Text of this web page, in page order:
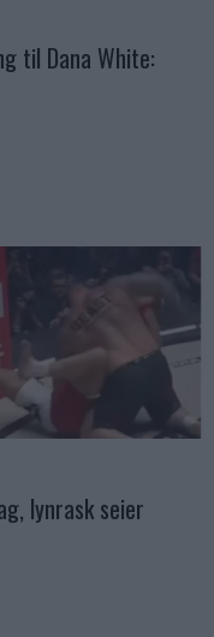
til Dana White:
lynrask seier